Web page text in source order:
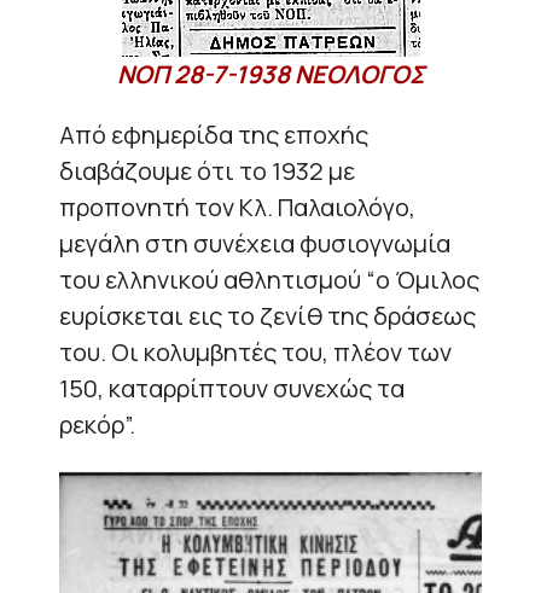
ΝΟΠ 28-7-1938 ΝΕΟΛΟΓΟΣ
Από εφημερίδα της εποχής
διαβάζουμε ότι το 1932 με
προπονητή τον Κλ. Παλαιολόγο,
μεγάλη στη συνέχεια φυσιογνωμία
του ελληνικού αθλητισμού “ο Όμιλος
ευρίσκεται εις το ζενίθ της δράσεως
του. Οι κολυμβητές του, πλέον των
150, καταρρίπτουν συνεχώς τα
ρεκόρ”.